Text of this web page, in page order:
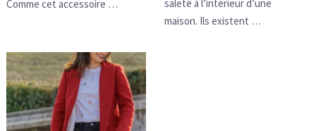
Comme cet accessoire …
saleté à l’intérieur d’une
maison. Ils existent …